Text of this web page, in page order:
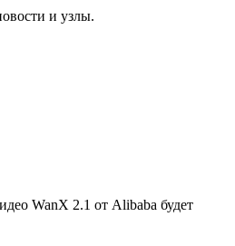
и узлы.
WanX 2.1 от Alibaba будет